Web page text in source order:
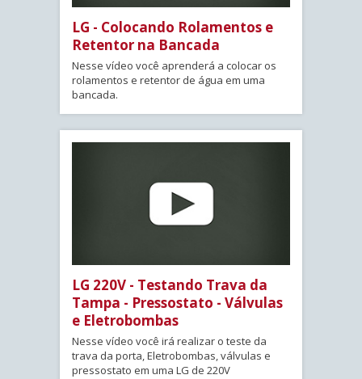
LG - Colocando Rolamentos e
Retentor na Bancada
Nesse vídeo você aprenderá a colocar os
rolamentos e retentor de água em uma
bancada.
LG 220V - Testando Trava da
Tampa - Pressostato - Válvulas
e Eletrobombas
Nesse vídeo você irá realizar o teste da
trava da porta, Eletrobombas, válvulas e
pressostato em uma LG de 220V